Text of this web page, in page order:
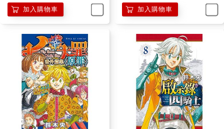
加入購物車 加入購物車